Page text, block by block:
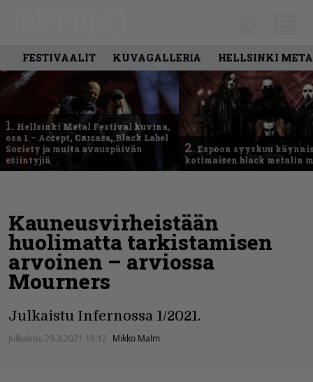
FESTIVAALIT KUVAGALLERIA HELLSINKI
1. Hellsinki Metal Festival kuvina,
osa 1 – Accept, Carcass, Black Label
Society ja muita avauspäivän
esiintyjiä
2. Espoon syyskuu
kotimaisen black metalin
Kauneusvirheistään
huolimatta tarkistamisen
arvoinen – arviossa
Mourners
Julkaistu Infernossa 1/2021.
Julkaistu: 29.3.2021 18:12 Mikko Malm